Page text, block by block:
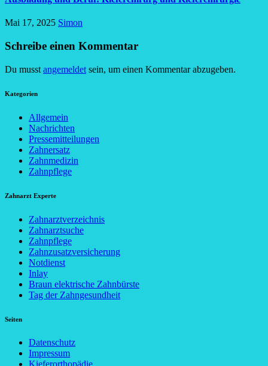
Mai 17, 2025 Simon
Schreibe einen Kommentar
Du musst angemeldet sein, um einen Kommentar abzugeben.
Kategorien
Allgemein
Nachrichten
Pressemitteilungen
Zahnersatz
Zahnmedizin
Zahnpflege
Zahnarzt Experte
Zahnarztverzeichnis
Zahnarztsuche
Zahnpflege
Zahnzusatzversicherung
Notdienst
Inlay
Braun elektrische Zahnbürste
Tag der Zahngesundheit
Seiten
Datenschutz
Impressum